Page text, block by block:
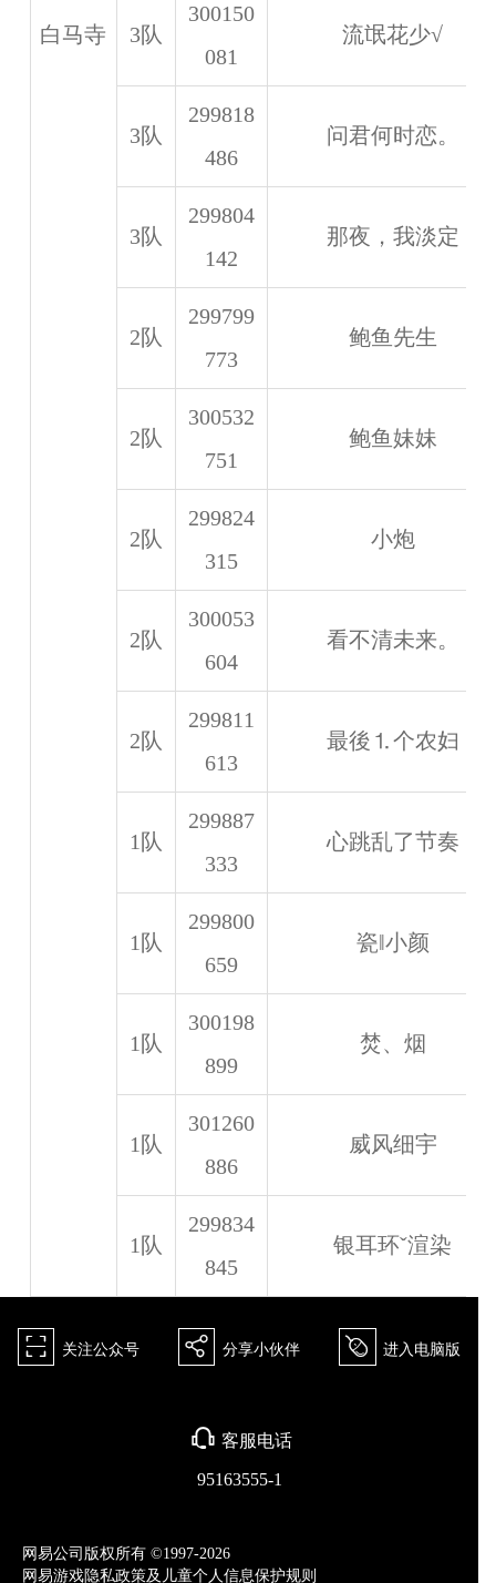
白马寺 3队
300150
081
流氓花少√
3队
299818
486
问君何时恋。
3队
299804
142
那夜，我淡定
2队
299799
773
鲍鱼先生
2队
300532
751
鲍鱼妹妹
2队
299824
315
小炮
2队
300053
604
看不清未来。
2队
299811
613
最後⒈个农妇
1队
299887
333
心跳乱了节奏
1队
299800
659
瓷‖小颜
1队
300198
899
焚、烟
1队
301260
886
威风细宇
1队
299834
845
银耳环ˇ渲染
򰀁 关注公众号 򰀂 分享小伙伴 򰀄 进入电脑版
򰀃 客服电话
95163555-1
网易公司版权所有 ©1997-2026
网易游戏隐私政策及儿童个人信息保护规则